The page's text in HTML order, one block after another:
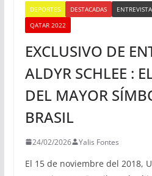
DEPORTES DESTACADAS
QATAR 2022
EXCLUSIVO DE
ALDYR SCHLEE :
DEL MAYOR
BRASIL
24/02/2026 Yalis Fontes
El 15 de noviembre del 2018,